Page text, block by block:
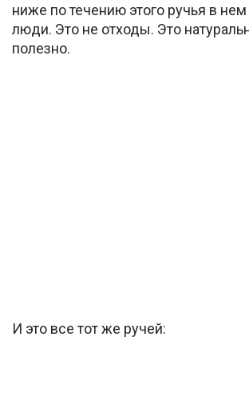
ниже по течению этого ручья в
люди. Это не отходы. Это
полезно.
И это все тот же ручей: